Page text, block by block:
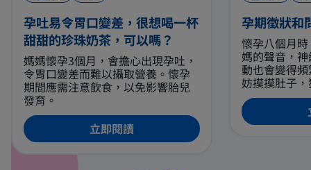
孕吐易令胃口變差，很想喝一杯
甜甜的珍珠奶茶，可以嗎？
媽媽懷孕3個月，會擔心出現孕吐，
令胃口變差而難以攝取營養。懷孕
期間應需注意飲食，以免影響胎兒
發育。
立即閱讀
孕期徵狀和
懷孕八個月
媽的聲音，
動也會變得
妨摸摸肚子
享受這無可
媽需注意的
機會令腰痛